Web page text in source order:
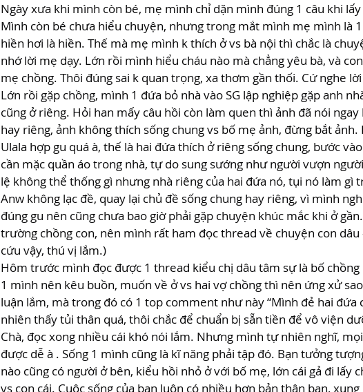
Ngày xưa khi mình còn bé, mẹ mình chỉ dặn mình đúng 1 câu khi lấy
Mình còn bé chưa hiểu chuyện, nhưng trong mắt mình mẹ mình là
hiền hơi là hiền. Thế mà mẹ mình k thích ở vs bà nội thì chắc là
nhớ lời mẹ dạy. Lớn rồi mình hiểu cháu nào mà chẳng yêu bà, và
mẹ chồng. Thôi đúng sai k quan trọng, xa thơm gần thối. Cứ nghe
Lớn rồi gặp chồng, mình 1 đứa bỏ nhà vào SG lập nghiệp gặp anh
cũng ở riêng. Hỏi han mấy câu hồi còn làm quen thì ảnh đã nói
hay riêng, ảnh không thích sống chung vs bố mẹ ảnh, đừng bắt
Ulala hợp gu quá à, thế là hai đứa thích ở riêng sống chung, bước
cần mặc quần áo trong nhà, tự do sung sướng như người vượn
lệ không thể thống gì nhưng nhà riêng của hai đứa nó, tụi nó làm gì
Anw không lạc đề, quay lại chủ đề sống chung hay riêng, vì mình
đúng gu nên cũng chưa bao giờ phải gặp chuyện khúc mắc khi ở
trường chồng con, nên mình rất ham đọc thread về chuyện con
cứu vậy, thú vị lắm.)
Hôm trước mình đọc được 1 thread kiểu chị dâu tâm sự là bố
1 mình nên kêu buồn, muốn về ở vs hai vợ chồng thì nên ứng xử
luận lắm, mà trong đó có 1 top comment như này “Mình đẻ hai
nhiên thấy tủi thân quá, thôi chắc để chuẩn bị sẵn tiền để vô viện
Chà, đọc xong nhiều cái khó nói lắm. Nhưng mình tự nhiên nghĩ,
được dễ à . Sống 1 mình cũng là kĩ năng phải tập đó. Bạn tưởng
nào cũng có người ở bên, kiểu hồi nhỏ ở với bố mẹ, lớn cái gả đi lấy
vs con cái. Cuộc sống của bạn luôn có nhiều hơn bản thân bạn,